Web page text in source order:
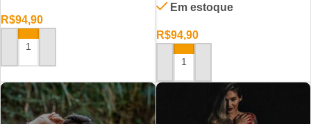
R$94,90
ADICIONAR AO CARRINHO
Em estoque
R$94,90
ADICIONAR AO CARRINHO